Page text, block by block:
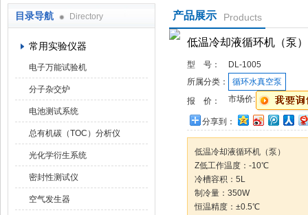
目录导航 Directory
常用实验仪器
电子万能试验机
分子杂交炉
电池测试系统
总有机碳（TOC）分析仪
光化学衍生系统
密封性测试仪
空气发生器
产品展示 Products
低温冷却液循环机（泵）
型 号：
DL-1005
所属分类：
循环水真空泵
报 价：
市场价:
分享到：
低温冷却液循环机（泵）
Z低工作温度：-10℃
冷槽容积：5L
制冷量：350W
恒温精度：±0.5℃